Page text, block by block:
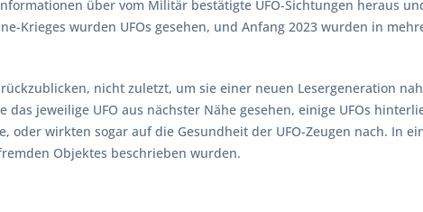
über vom Militär bestätigte UFO-Sichtungen heraus
Krieges wurden UFOs gesehen, und Anfang 2023 wurden in
nicht zuletzt, um sie einer neuen Lesergeneration
jeweilige UFO aus nächster Nähe gesehen, einige UFOs
oder wirkten sogar auf die Gesundheit der UFO-Zeugen nach. In
Objektes beschrieben wurden.